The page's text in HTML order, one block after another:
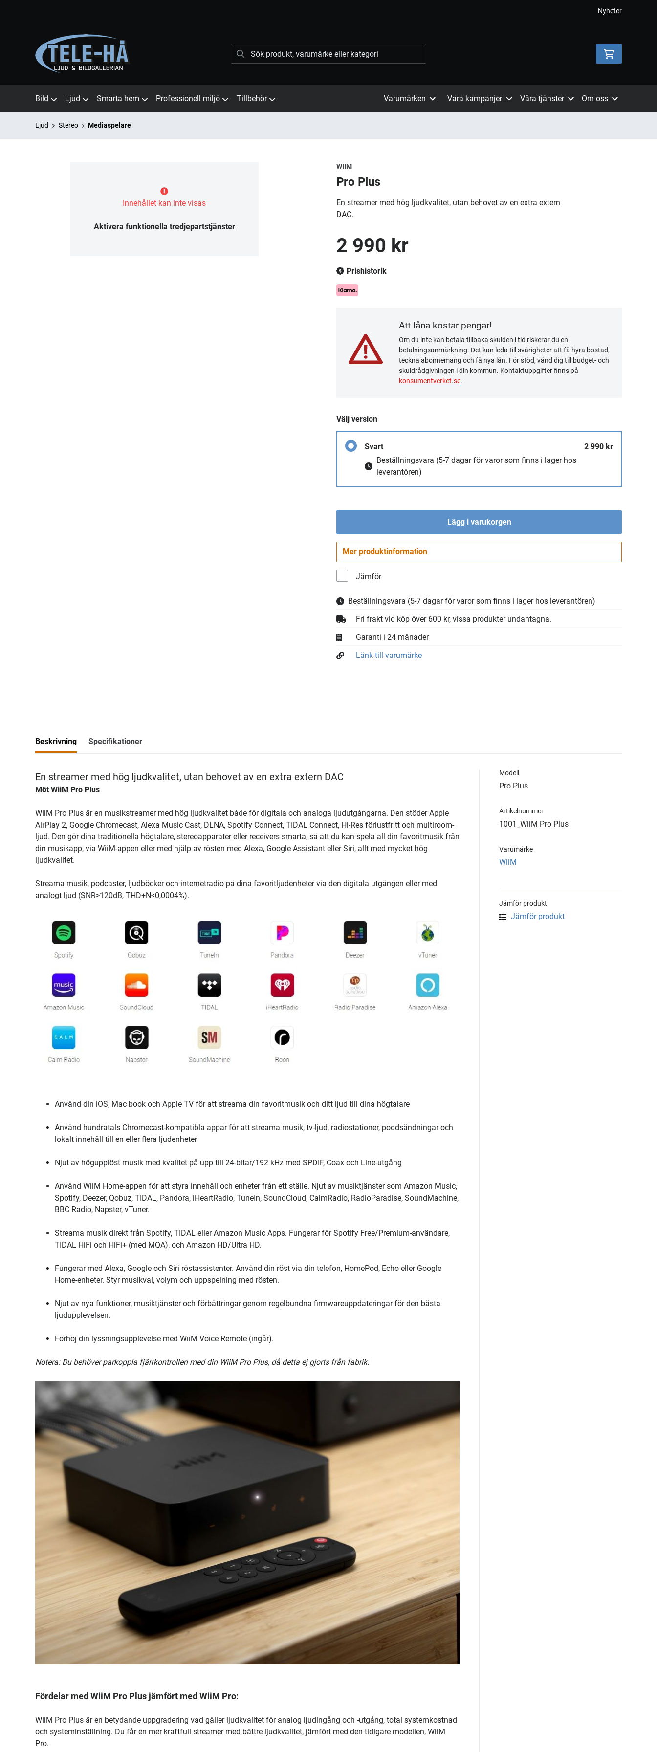
Nyheter
Bild Ljud Smarta hem Professionell miljö Tillbehör Varumärken Våra kampanjer Våra tjänster Om oss
Ljud Stereo Mediaspelare
Innehållet kan inte visas
Aktivera funktionella tredjepartstjänster
WIIM
Pro Plus
En streamer med hög ljudkvalitet, utan behovet av en extra extern
DAC.
2 990 kr
Prishistorik
Att låna kostar pengar!
Om du inte kan betala tillbaka skulden i tid riskerar du en
betalningsanmärkning. Det kan leda till svårigheter att få hyra bostad,
teckna abonnemang och få nya lån. För stöd, vänd dig till budget- och
skuldrådgivningen i din kommun. Kontaktuppgifter finns på
konsumentverket.se.
Välj version
Svart
2 990 kr
Beställningsvara (5-7 dagar för varor som finns i lager hos
leverantören)
Lägg i varukorgen
Mer produktinformation
Jämför
Beställningsvara (5-7 dagar för varor som finns i lager hos leverantören)
Fri frakt vid köp över 600 kr, vissa produkter undantagna.
Garanti i 24 månader
Länk till varumärke
Beskrivning Specifikationer
En streamer med hög ljudkvalitet, utan behovet av en extra extern DAC
Möt WiiM Pro Plus
WiiM Pro Plus är en musikstreamer med hög ljudkvalitet både för digitala och analoga ljudutgångarna. Den stöder Apple
AirPlay 2, Google Chromecast, Alexa Music Cast, DLNA, Spotify Connect, TIDAL Connect, Hi-Res förlustfritt och multiroom-
ljud. Den gör dina traditionella högtalare, stereoapparater eller receivers smarta, så att du kan spela all din favoritmusik från
din musikapp, via WiiM-appen eller med hjälp av rösten med Alexa, Google Assistant eller Siri, allt med mycket hög
ljudkvalitet.
Streama musik, podcaster, ljudböcker och internetradio på dina favoritljudenheter via den digitala utgången eller med
analogt ljud (SNR>120dB, THD+N<0,0004%).
Använd din iOS, Mac book och Apple TV för att streama din favoritmusik och ditt ljud till dina högtalare
Använd hundratals Chromecast-kompatibla appar för att streama musik, tv-ljud, radiostationer, poddsändningar och
lokalt innehåll till en eller flera ljudenheter
Njut av högupplöst musik med kvalitet på upp till 24-bitar/192 kHz med SPDIF, Coax och Line-utgång
Använd WiiM Home-appen för att styra innehåll och enheter från ett ställe. Njut av musiktjänster som Amazon Music,
Spotify, Deezer, Qobuz, TIDAL, Pandora, iHeartRadio, TuneIn, SoundCloud, CalmRadio, RadioParadise, SoundMachine,
BBC Radio, Napster, vTuner.
Streama musik direkt från Spotify, TIDAL eller Amazon Music Apps. Fungerar för Spotify Free/Premium-användare,
TIDAL HiFi och HiFi+ (med MQA), och Amazon HD/Ultra HD.
Fungerar med Alexa, Google och Siri röstassistenter. Använd din röst via din telefon, HomePod, Echo eller Google
Home-enheter. Styr musikval, volym och uppspelning med rösten.
Njut av nya funktioner, musiktjänster och förbättringar genom regelbundna firmwareuppdateringar för den bästa
ljudupplevelsen.
Förhöj din lyssningsupplevelse med WiiM Voice Remote (ingår).
Notera: Du behöver parkoppla fjärrkontrollen med din WiiM Pro Plus, då detta ej gjorts från fabrik.
Fördelar med WiiM Pro Plus jämfört med WiiM Pro:
WiiM Pro Plus är en betydande uppgradering vad gäller ljudkvalitet för analog ljudingång och -utgång, total systemkostnad
och systeminställning. Du får en mer kraftfull streamer med bättre ljudkvalitet, jämfört med den tidigare modellen, WiiM
Pro.
Modell
Pro Plus
Artikelnummer
1001_WiiM Pro Plus
Varumärke
WiiM
Jämför produkt
Jämför produkt